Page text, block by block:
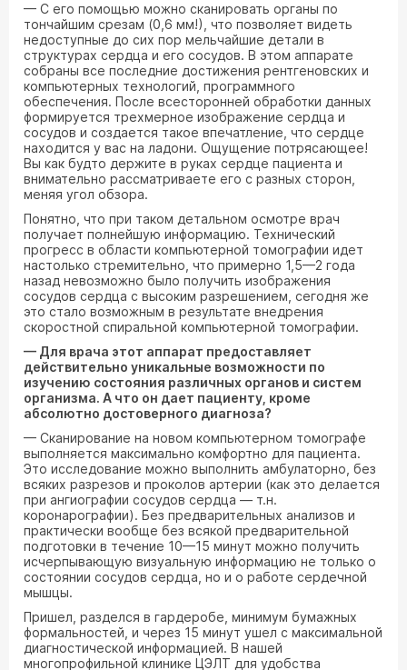
— С его помощью можно сканировать органы по
тончайшим срезам (0,6 мм!), что позволяет видеть
недоступные до сих пор мельчайшие детали в
структурах сердца и его сосудов. В этом аппарате
собраны все последние достижения рентгеновских и
компьютерных технологий, программного
обеспечения. После всесторонней обработки данных
формируется трехмерное изображение сердца и
сосудов и создается такое впечатление, что сердце
находится у вас на ладони. Ощущение потрясающее!
Вы как будто держите в руках сердце пациента и
внимательно рассматриваете его с разных сторон,
меняя угол обзора.
Понятно, что при таком детальном осмотре врач
получает полнейшую информацию. Технический
прогресс в области компьютерной томографии идет
настолько стремительно, что примерно 1,5—2 года
назад невозможно было получить изображения
сосудов сердца с высоким разрешением, сегодня же
это стало возможным в результате внедрения
скоростной спиральной компьютерной томографии.
— Для врача этот аппарат предоставляет
действительно уникальные возможности по
изучению состояния различных органов и систем
организма. А что он дает пациенту, кроме
абсолютно достоверного диагноза?
— Сканирование на новом компьютерном томографе
выполняется максимально комфортно для пациента.
Это исследование можно выполнить амбулаторно, без
всяких разрезов и проколов артерии (как это делается
при ангиографии сосудов сердца — т.н.
коронарографии). Без предварительных анализов и
практически вообще без всякой предварительной
подготовки в течение 10—15 минут можно получить
исчерпывающую визуальную информацию не только о
состоянии сосудов сердца, но и о работе сердечной
мышцы.
Пришел, разделся в гардеробе, минимум бумажных
формальностей, и через 15 минут ушел с максимальной
диагностической информацией. В нашей
многопрофильной клинике ЦЭЛТ для удобства